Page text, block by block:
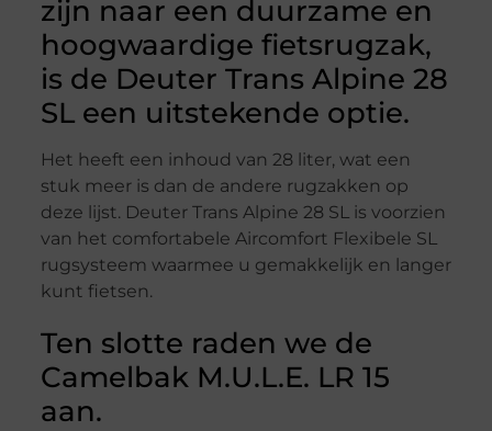
zijn naar een duurzame en
hoogwaardige fietsrugzak,
is de Deuter Trans Alpine 28
SL een uitstekende optie.
Het heeft een inhoud van 28 liter, wat een
stuk meer is dan de andere rugzakken op
deze lijst. Deuter Trans Alpine 28 SL is voorzien
van het comfortabele Aircomfort Flexibele SL
rugsysteem waarmee u gemakkelijk en langer
kunt fietsen.
Ten slotte raden we de
Camelbak M.U.L.E. LR 15
aan.